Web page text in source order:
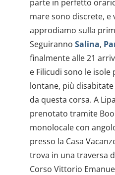
parte in perfetto
mare sono discrete, e
approdiamo sulla
Seguiranno Salina,
finalmente alle 21
e Filicudi sono le isole
lontane, più
da questa corsa. A
prenotato tramite
monolocale con
presso la Casa
trova in una traversa
Corso Vittorio